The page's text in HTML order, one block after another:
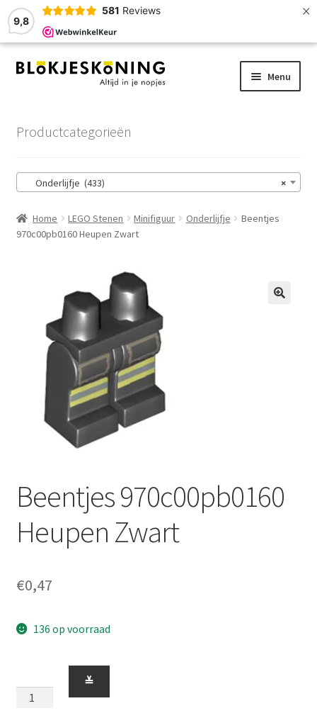
9,8
581 Reviews ×
Ga
Ga
Menu
Winkelmand
Afrekenen
Productcategorieën
×
Onderlijfje (433)
Home LEGO Stenen Minifiguur Onderlijfje
Beentjes
970c00pb0160 Heupen Zwart
Beentjes 970c00pb0160
Heupen Zwart
€0,47
136 op voorraad
970c00pb0160
≚